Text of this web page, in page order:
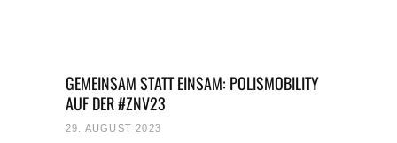
GEMEINSAM STATT EINSAM: POLISMOBILITY
AUF DER #ZNV23
29. AUGUST 2023